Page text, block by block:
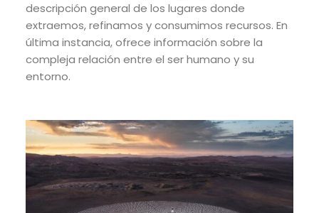
descripción general de los lugares donde
extraemos, refinamos y consumimos recursos. En
última instancia, ofrece información sobre la
compleja relación entre el ser humano y su
entorno.